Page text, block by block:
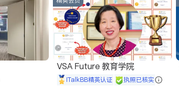
VSA Future 教育学院
iTalkBB精英认证 执照已核实